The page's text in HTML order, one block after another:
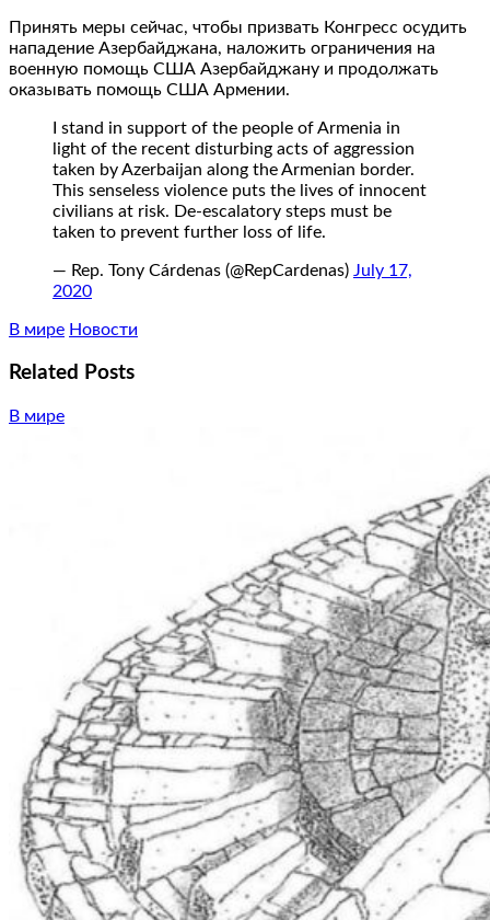
Принять меры сейчас, чтобы призвать Конгресс осудить
нападение Азербайджана, наложить ограничения на
военную помощь США Азербайджану и продолжать
оказывать помощь США Армении.
I stand in support of the people of Armenia in
light of the recent disturbing acts of aggression
taken by Azerbaijan along the Armenian border.
This senseless violence puts the lives of innocent
civilians at risk. De-escalatory steps must be
taken to prevent further loss of life.
— Rep. Tony Cárdenas (@RepCardenas) July 17,
2020
В мире Новости
Related Posts
В мире